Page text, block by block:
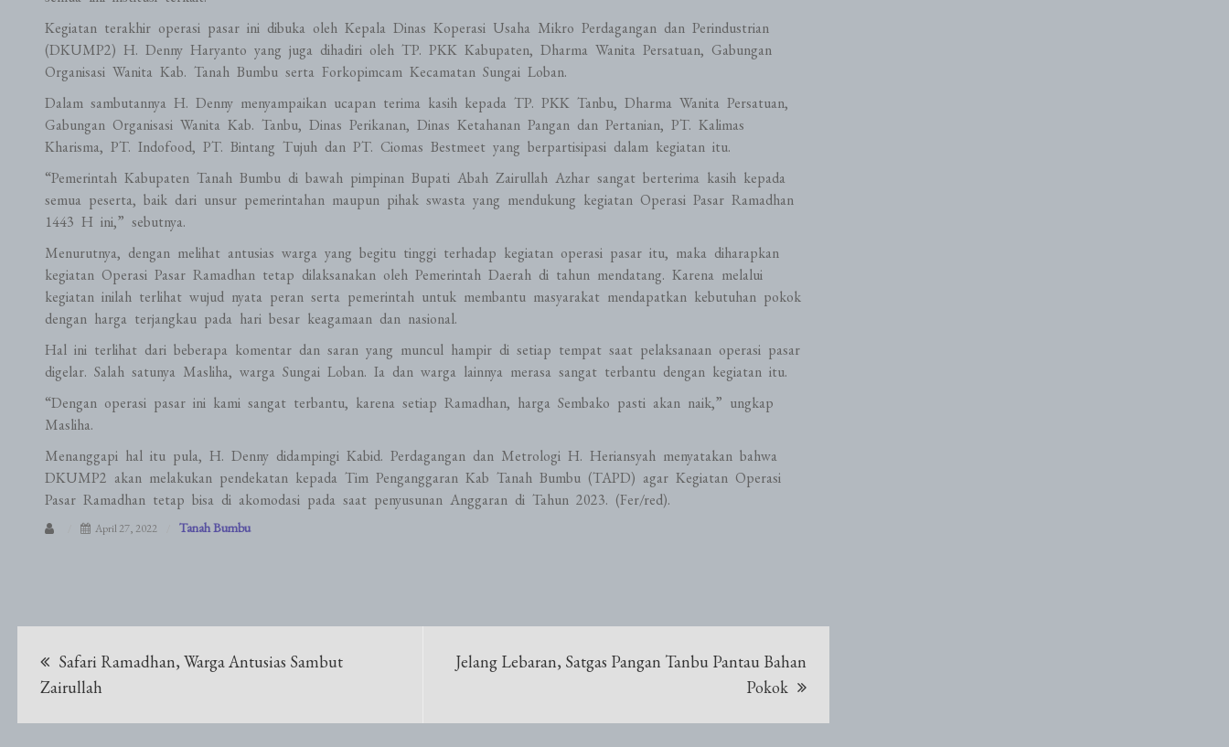
Kegiatan terakhir operasi pasar ini dibuka oleh Kepala Dinas Koperasi Usaha Mikro Perdagangan dan Perindustrian
(DKUMP2) H. Denny Haryanto yang juga dihadiri oleh TP. PKK Kabupaten, Dharma Wanita Persatuan, Gabungan
Organisasi Wanita Kab. Tanah Bumbu serta Forkopimcam Kecamatan Sungai Loban.
Dalam sambutannya H. Denny menyampaikan ucapan terima kasih kepada TP. PKK Tanbu, Dharma Wanita Persatuan,
Gabungan Organisasi Wanita Kab. Tanbu, Dinas Perikanan, Dinas Ketahanan Pangan dan Pertanian, PT. Kalimas
Kharisma, PT. Indofood, PT. Bintang Tujuh dan PT. Ciomas Bestmeet yang berpartisipasi dalam kegiatan itu.
“Pemerintah Kabupaten Tanah Bumbu di bawah pimpinan Bupati Abah Zairullah Azhar sangat berterima kasih kepada
semua peserta, baik dari unsur pemerintahan maupun pihak swasta yang mendukung kegiatan Operasi Pasar Ramadhan
1443 H ini,” sebutnya.
Menurutnya, dengan melihat antusias warga yang begitu tinggi terhadap kegiatan operasi pasar itu, maka diharapkan
kegiatan Operasi Pasar Ramadhan tetap dilaksanakan oleh Pemerintah Daerah di tahun mendatang. Karena melalui
kegiatan inilah terlihat wujud nyata peran serta pemerintah untuk membantu masyarakat mendapatkan kebutuhan pokok
dengan harga terjangkau pada hari besar keagamaan dan nasional.
Hal ini terlihat dari beberapa komentar dan saran yang muncul hampir di setiap tempat saat pelaksanaan operasi pasar
digelar. Salah satunya Masliha, warga Sungai Loban. Ia dan warga lainnya merasa sangat terbantu dengan kegiatan itu.
“Dengan operasi pasar ini kami sangat terbantu, karena setiap Ramadhan, harga Sembako pasti akan naik,” ungkap
Masliha.
Menanggapi hal itu pula, H. Denny didampingi Kabid. Perdagangan dan Metrologi H. Heriansyah menyatakan bahwa
DKUMP2 akan melakukan pendekatan kepada Tim Penganggaran Kab Tanah Bumbu (TAPD) agar Kegiatan Operasi
Pasar Ramadhan tetap bisa di akomodasi pada saat penyusunan Anggaran di Tahun 2023. (Fer/red).
April 27, 2022 Tanah Bumbu
Navigasi
pos
Safari Ramadhan, Warga Antusias Sambut
Zairullah
Jelang Lebaran, Satgas Pangan Tanbu Pantau Bahan
Pokok